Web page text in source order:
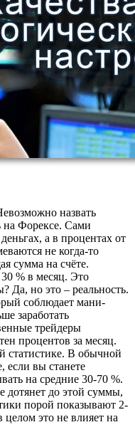
назвать
на Форексе. Сами
а в процентах от
не когда-то
сумма на счёте.
% в месяц. Это
Да, но это – реальность.
соблюдает мани-
заработать
трейдеры
процентов за месяц.
статистике. В обычной
если вы станете
на средние 30-70 %.
дотянет до этой суммы,
порой показывают 2-
это не влияет на